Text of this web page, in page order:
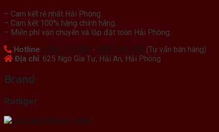
– Cam kết rẻ nhất Hải Phòng.
– Cam kết 100% hàng chính hãng.
– Miễn phí vận chuyển và lắp đặt toàn Hải Phòng.
Hotline: 0868.717.389 - 0987.148.788 (Tư vấn bán hàng)
Địa chỉ: 625 Ngô Gia Tự, Hải An, Hải Phòng
Brand
Rudiger